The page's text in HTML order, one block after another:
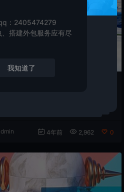
4年前 2,962 0
：2405474279
搭建外包服务应有尽
我知道了